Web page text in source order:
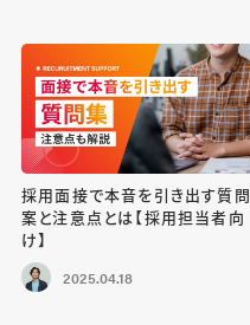
採用面接で本音を引き出す質問
案と注意点とは【採用担当者向
け】
2025.04.18